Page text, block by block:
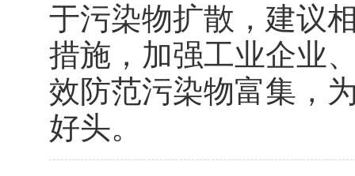
于污染物扩散，建议
措施，加强工业企业
效防范污染物富集，
好头。